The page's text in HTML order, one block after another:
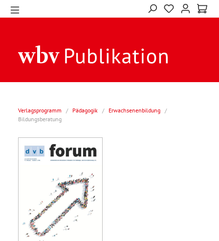
Verlagsprogramm / Pädagogik / Erwachsenenbildung /
Bildungsberatung